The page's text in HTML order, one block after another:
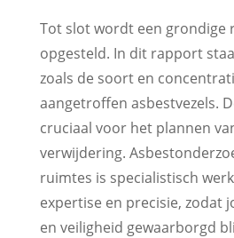
Tot slot wordt een grondige
opgesteld. In dit rapport
zoals de soort en
aangetroffen asbestvezels.
cruciaal voor het plannen
verwijdering.
ruimtes is specialistisch
expertise en precisie, zodat
en veiligheid gewaarborgd